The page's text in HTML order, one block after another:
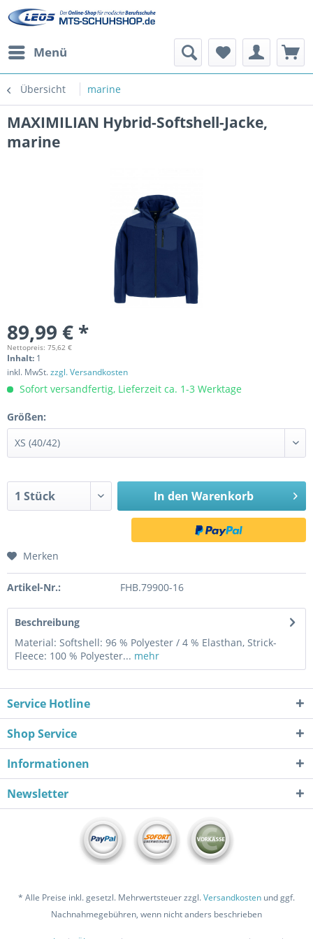
Menü
Übersicht marine
MAXIMILIAN Hybrid-Softshell-Jacke,
marine
89,99 € *
Nettopreis: 75,62 €
Inhalt: 1
inkl. MwSt.zzgl. Versandkosten
Sofort versandfertig, Lieferzeit ca. 1-3 Werktage
Größen:
In den Warenkorb
Merken
Artikel-Nr.: FHB.79900-16
Beschreibung
Material: Softshell: 96 % Polyester / 4 % Elasthan, Strick-
Fleece: 100 % Polyester... mehr
Service Hotline
Shop Service
Informationen
Newsletter
* Alle Preise inkl. gesetzl. Mehrwertsteuer zzgl.Versandkosten und ggf.
Nachnahmegebühren, wenn nicht anders beschrieben